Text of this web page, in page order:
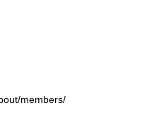
members/